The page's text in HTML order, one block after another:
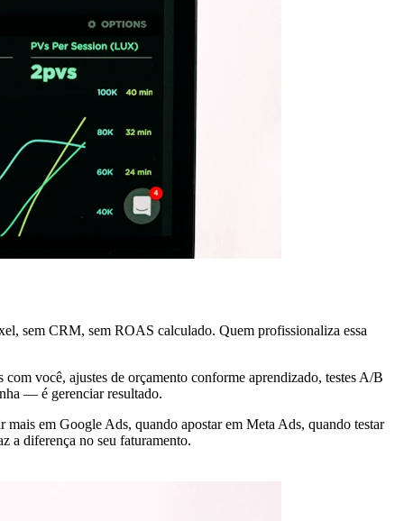
sem CRM, sem ROAS calculado. Quem profissionaliza essa
você, ajustes de orçamento conforme aprendizado, testes A/B
— é gerenciar resultado.
em Google Ads, quando apostar em Meta Ads, quando testar
a diferença no seu faturamento.